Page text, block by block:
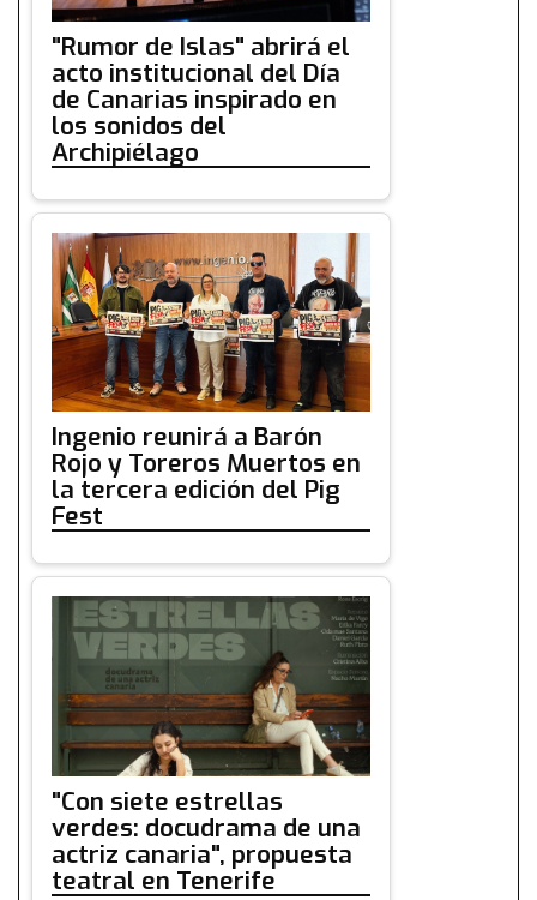
"Rumor de Islas" abrirá el
acto institucional del Día
de Canarias inspirado en
los sonidos del
Archipiélago
Ingenio reunirá a Barón
Rojo y Toreros Muertos en
la tercera edición del Pig
Fest
"Con siete estrellas
verdes: docudrama de una
actriz canaria", propuesta
teatral en Tenerife